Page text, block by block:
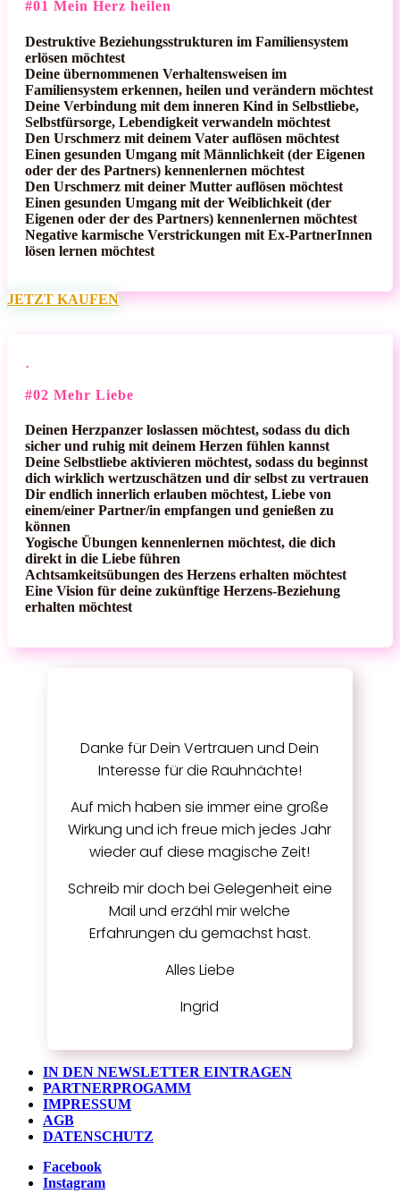
#01 Mein Herz heilen
Destruktive Beziehungsstrukturen im Familiensystem
erlösen möchtest
Deine übernommenen Verhaltensweisen im
Familiensystem erkennen, heilen und verändern möchtest
Deine Verbindung mit dem inneren Kind in Selbstliebe,
Selbstfürsorge, Lebendigkeit verwandeln möchtest
Den Urschmerz mit deinem Vater auflösen möchtest
Einen gesunden Umgang mit Männlichkeit (der Eigenen
oder der des Partners) kennenlernen möchtest
Den Urschmerz mit deiner Mutter auflösen möchtest
Einen gesunden Umgang mit der Weiblichkeit (der
Eigenen oder der des Partners) kennenlernen möchtest
Negative karmische Verstrickungen mit Ex-PartnerInnen
lösen lernen möchtest
JETZT KAUFEN
#02 Mehr Liebe
Deinen Herzpanzer loslassen möchtest, sodass du dich
sicher und ruhig mit deinem Herzen fühlen kannst
Deine Selbstliebe aktivieren möchtest, sodass du beginnst
dich wirklich wertzuschätzen und dir selbst zu vertrauen
Dir endlich innerlich erlauben möchtest, Liebe von
einem/einer Partner/in empfangen und genießen zu
können
Yogische Übungen kennenlernen möchtest, die dich
direkt in die Liebe führen
Achtsamkeitsübungen des Herzens erhalten möchtest
Eine Vision für deine zukünftige Herzens-Beziehung
erhalten möchtest
Danke für Dein Vertrauen und Dein
Interesse für die Rauhnächte!
Auf mich haben sie immer eine große
Wirkung und ich freue mich jedes Jahr
wieder auf diese magische Zeit!
Schreib mir doch bei Gelegenheit eine
Mail und erzähl mir welche
Erfahrungen du gemachst hast.
Alles Liebe
Ingrid
IN DEN NEWSLETTER EINTRAGEN
PARTNERPROGAMM
IMPRESSUM
AGB
DATENSCHUTZ
Facebook
Instagram